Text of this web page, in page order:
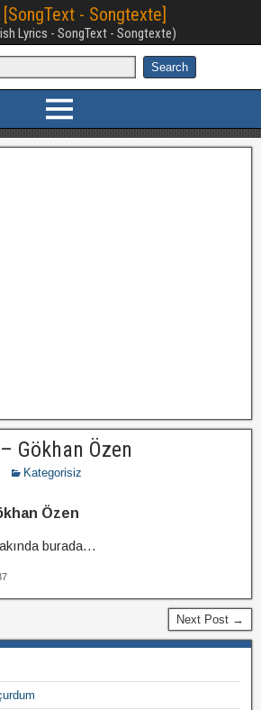
[SongText - Songtexte]
Lyrics - SongText - Songtexte)
Gökhan Özen
Kategorisiz
Özen
burada…
Next Post →